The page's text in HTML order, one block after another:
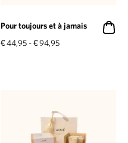
Pour toujours et à jamais
€44,95 -€94,95